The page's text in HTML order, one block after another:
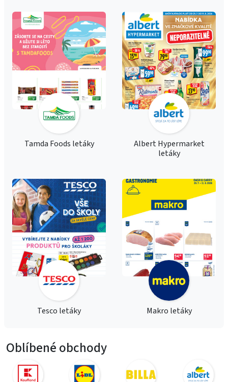
Tamda Foods letáky
Albert Hypermarket
letáky
Tesco letáky Makro letáky
Oblíbené obchody